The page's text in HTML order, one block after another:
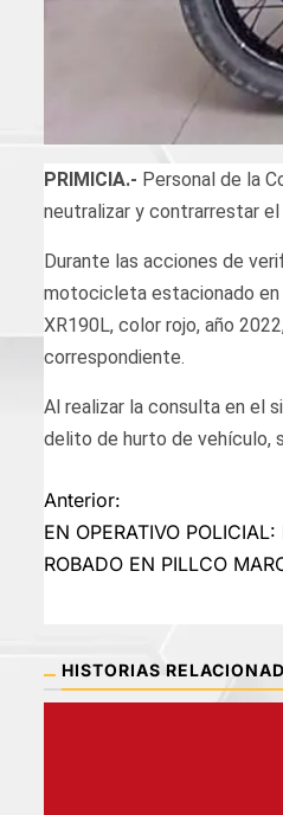
PRIMICIA.- Personal de la
neutralizar y contrarrestar
Durante las acciones de
motocicleta estacionado en
XR190L, color rojo, año
correspondiente.
Al realizar la consulta en el
delito de hurto de vehículo,
Navegación
de
Anterior:
EN OPERATIVO
ROBADO EN PILLCO
HISTORIAS